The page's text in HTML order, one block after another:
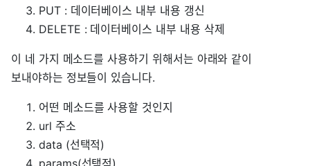
PUT : 데이터베이스 내부 내용 갱신
DELETE : 데이터베이스 내부 내용 삭제
이 네 가지 메소드를 사용하기 위해서는 아래와 같이
보내야하는 정보들이 있습니다.
어떤 메소드를 사용할 것인지
url 주소
data (선택적)